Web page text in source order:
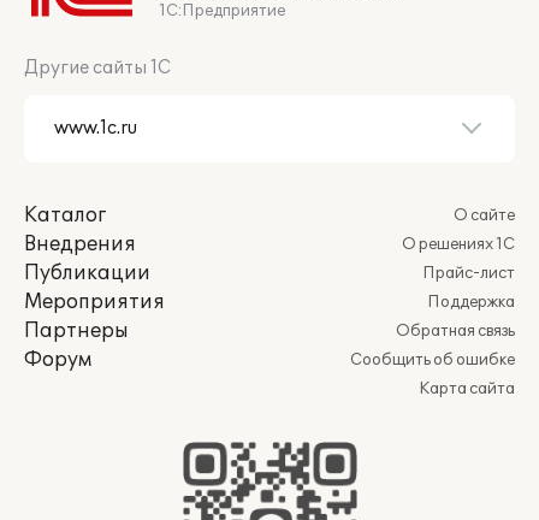
1С:Предприятие
Другие сайты 1С
Каталог
Внедрения
Публикации
Мероприятия
Партнеры
Форум
О сайте
О решениях 1С
Прайс-лист
Поддержка
Обратная связь
Сообщить об ошибке
Карта сайта